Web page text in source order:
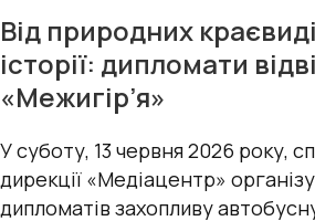
Від природних
історії: дипломати
«Межигір’я»
У суботу, 13 червня 2026 року,
дирекції «Медіацентр»
дипломатів захопливу